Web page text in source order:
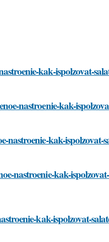
kak-ispolzovat-
nastroenie-kak-
nastroenie-kak-ispolzovat-
nastroenie-kak-ispolzovat-
kak-ispolzovat-